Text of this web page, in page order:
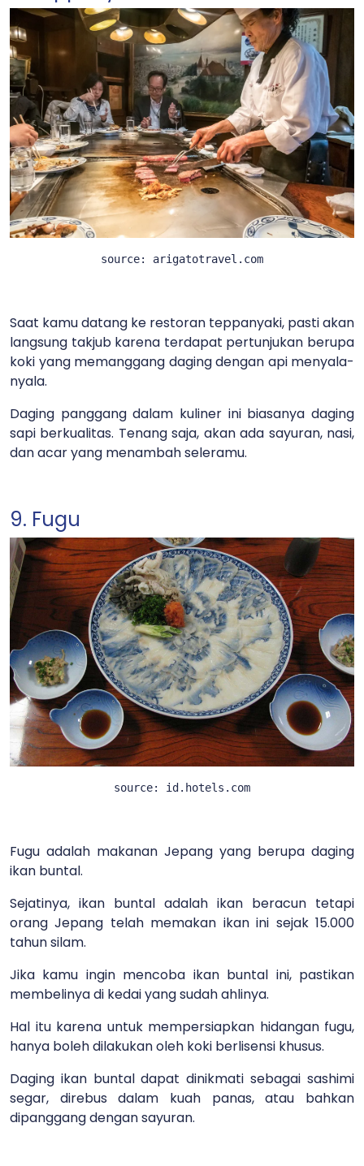
source: arigatotravel.com
Saat kamu datang ke restoran teppanyaki, pasti akan
langsung takjub karena terdapat pertunjukan berupa
koki yang memanggang daging dengan api menyala-
nyala.
Daging panggang dalam kuliner ini biasanya daging
sapi berkualitas. Tenang saja, akan ada sayuran, nasi,
dan acar yang menambah seleramu.
9. Fugu
source: id.hotels.com
Fugu adalah makanan Jepang yang berupa daging
ikan buntal.
Sejatinya, ikan buntal adalah ikan beracun tetapi
orang Jepang telah memakan ikan ini sejak 15.000
tahun silam.
Jika kamu ingin mencoba ikan buntal ini, pastikan
membelinya di kedai yang sudah ahlinya.
Hal itu karena untuk mempersiapkan hidangan fugu,
hanya boleh dilakukan oleh koki berlisensi khusus.
Daging ikan buntal dapat dinikmati sebagai sashimi
segar, direbus dalam kuah panas, atau bahkan
dipanggang dengan sayuran.